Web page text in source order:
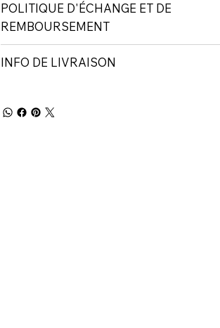
POLITIQUE D'ÉCHANGE ET DE
REMBOURSEMENT
INFO DE LIVRAISON